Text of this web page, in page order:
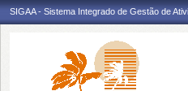
SIGAA - Sistema Integrado de Gestão de